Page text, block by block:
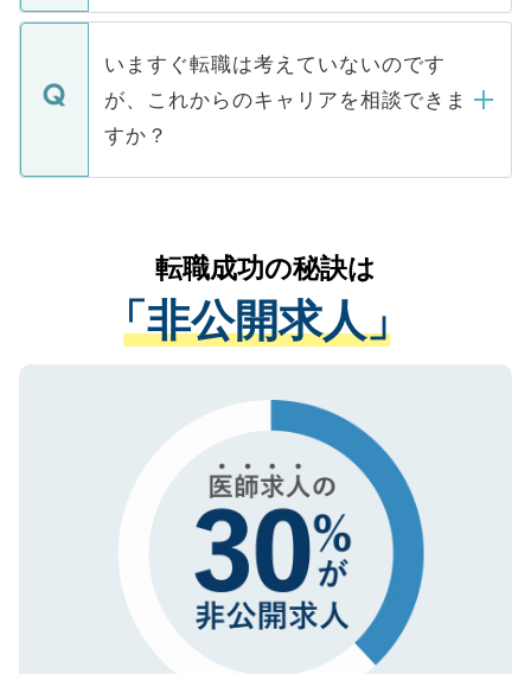
関を公にしてしまうと、応募が殺到する場
に、医療機関が求める条件に合った人材の
みを人材紹介会社に依頼するケースが増え
ています。
定を承諾する必要はありません。内定先へ
の辞退の連絡はキャリアパートナーが行い
個人情報が漏えいすることはありませんの
で、ご安心ください。当サイトからの登録
などで収集したご登録者様の個人情報は、
ご本人のキャリアアップおよび転職活動の
支援を目的に使用いたします。お預かりし
ているすべての個人データはご本人の許可
は、個人情報の取り扱いについての厳密な
管理基準を満たした事業者のみに付与され
る、プライバシーマークを取得済みです。
で、機密保持に関してもご安心ください。
いますぐ転職は考えていないのです
が、これからのキャリアを相談できま
すか？
かがいして、現在の医療機関の状況や紹介
経験をまじえながら、適切なアドバイスを
させていただきます。すぐにご転職をされ
ない方には、長期的なサポートが可能です
ので、まずはご登録ください。
転職成功の秘訣は
「非公開求人」